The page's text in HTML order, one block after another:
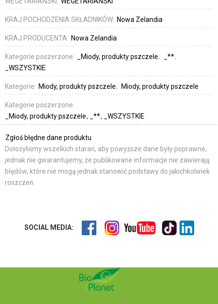
KRAJ POCHODZENIA SKŁADNIKÓW: Nowa Zelandia
KRAJ PRODUCENTA: Nowa Zelandia
Kategorie poszerzone: _Miody, produkty pszczele
_**
_WSZYSTKIE
Kategorie: Miody, produkty pszczele Miody, produkty pszczele
Kategorie poszerzone:
_Miody, produkty pszczele
_** _WSZYSTKIE
Zgłoś błędne dane produktu
Dołożyliśmy wszelkich starań, aby powyższe dane były poprawne,
jednak nie gwarantujemy, że publikowane informacje nie zawierają
błędów, które nie mogą jednak stanowić podstawy do jakichkolwiek
roszczeń.
SOCIAL MEDIA: